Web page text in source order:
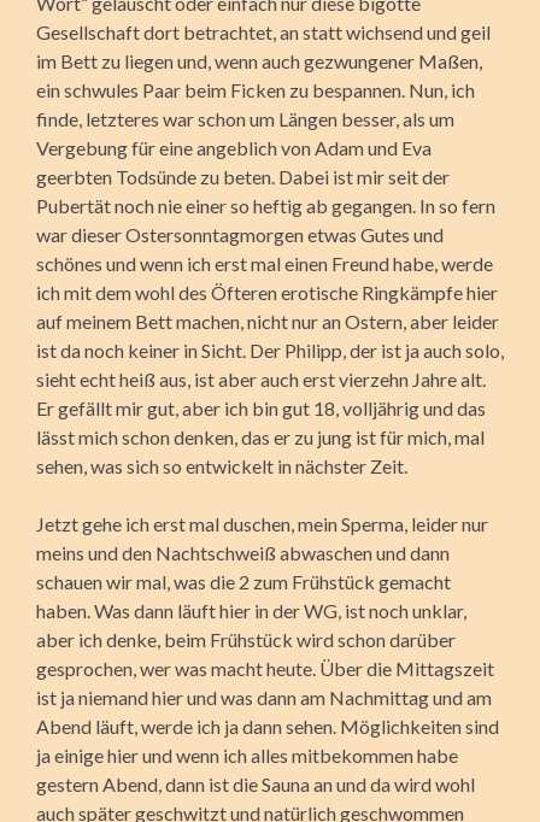
Gesellschaft dort betrachtet, an statt wichsend und geil
im Bett zu liegen und, wenn auch gezwungener Maßen,
ein schwules Paar beim Ficken zu bespannen. Nun, ich
finde, letzteres war schon um Längen besser, als um
Vergebung für eine angeblich von Adam und Eva
geerbten Todsünde zu beten. Dabei ist mir seit der
Pubertät noch nie einer so heftig ab gegangen. In so fern
war dieser Ostersonntagmorgen etwas Gutes und
schönes und wenn ich erst mal einen Freund habe, werde
ich mit dem wohl des Öfteren erotische Ringkämpfe hier
auf meinem Bett machen, nicht nur an Ostern, aber leider
ist da noch keiner in Sicht. Der Philipp, der ist ja auch solo,
sieht echt heiß aus, ist aber auch erst vierzehn Jahre alt.
Er gefällt mir gut, aber ich bin gut 18, volljährig und das
lässt mich schon denken, das er zu jung ist für mich, mal
sehen, was sich so entwickelt in nächster Zeit.
Jetzt gehe ich erst mal duschen, mein Sperma, leider nur
meins und den Nachtschweiß abwaschen und dann
schauen wir mal, was die 2 zum Frühstück gemacht
haben. Was dann läuft hier in der WG, ist noch unklar,
aber ich denke, beim Frühstück wird schon darüber
gesprochen, wer was macht heute. Über die Mittagszeit
ist ja niemand hier und was dann am Nachmittag und am
Abend läuft, werde ich ja dann sehen. Möglichkeiten sind
ja einige hier und wenn ich alles mitbekommen habe
gestern Abend, dann ist die Sauna an und da wird wohl
auch später geschwitzt und natürlich geschwommen